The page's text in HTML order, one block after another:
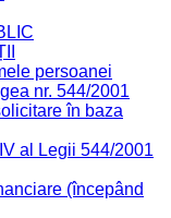
persoanei
nr. 544/2001
în baza
al Legii 544/2001
(începând